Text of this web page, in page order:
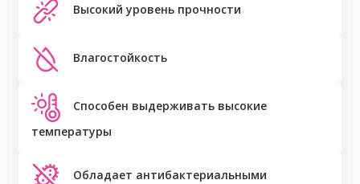
Высокий уровень прочности
Влагостойкость
Способен выдерживать высокие
температуры
Обладает антибактериальными